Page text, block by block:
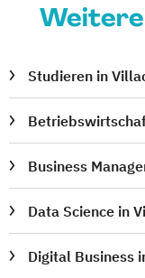
Studieren in
Business
Data Science in
Digital Business